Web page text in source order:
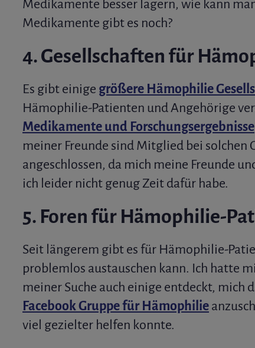
Medikamente besser lagern, wie kann
Medikamente gibt es noch?
4. Gesellschaften für
Es gibt einige größere Hämophilie
Hämophilie-Patienten und Angehörige
Medikamente und Forschungsergebnisse
meiner Freunde sind Mitglied bei solchen
angeschlossen, da mich meine Freunde
ich leider nicht genug Zeit dafür habe.
5. Foren für Hämophilie-
Seit längerem gibt es für Hämophilie-
problemlos austauschen kann. Ich hatte
meiner Suche auch einige entdeckt, mich
Facebook Gruppe für Hämophilie
viel gezielter helfen konnte.